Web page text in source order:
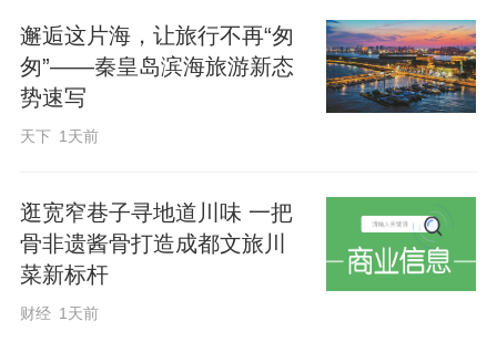
赏性与互动性，包含专业乐队现场演奏、
非洲鼓表演、中老年形体模特走秀等。演
出打破传统舞台模式，打造近距离沉浸式
互动体验，适配全年龄段游客观赏。
6月21日，端午佳节“粽”意你民俗交友活动
将落地植物园。活动设置了沐兰汤祈福、
趣味刺五毒、手工编织五色丝、欢乐包粽
子等沉浸式端午民俗体验环节，让青年群
邂逅这片海，让旅行不再“匆
匆”——秦皇岛滨海旅游新态
势速写
天下 1天前
逛宽窄巷子寻地道川味 一把
骨非遗酱骨打造成都文旅川
菜新标杆
财经 1天前